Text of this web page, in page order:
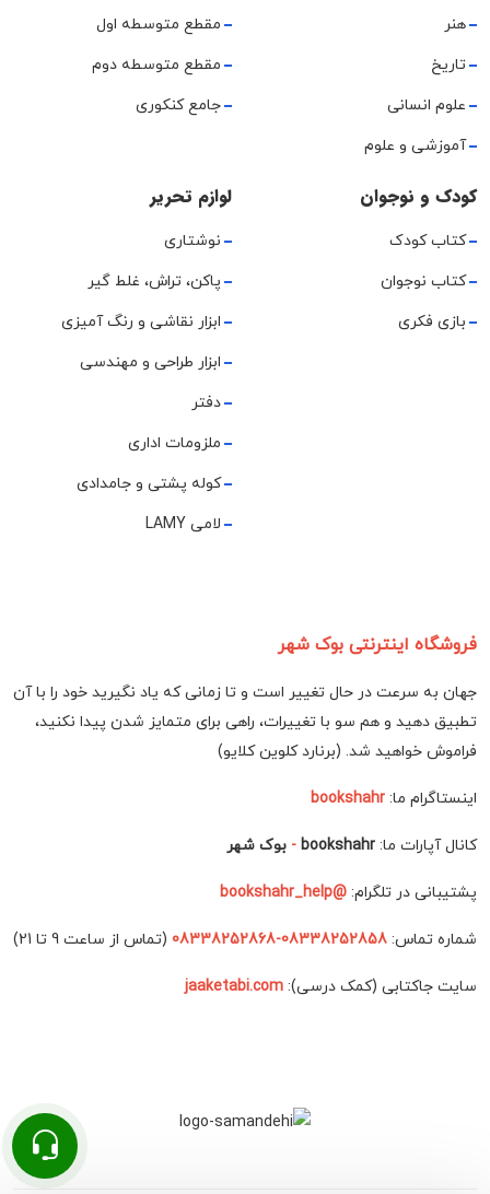
هنر
تاریخ
علوم انسانی
آموزشی و علوم
مقطع متوسطه اول
مقطع متوسطه دوم
جامع کنکوری
کودک و نوجوان
کتاب کودک
کتاب نوجوان
بازی فکری
لوازم تحریر
نوشتاری
پاکن، تراش، غلط گیر
ابزار نقاشی و رنگ آمیزی
ابزار طراحی و مهندسی
دفتر
ملزومات اداری
کوله پشتی و جامدادی
لامی LAMY
فروشگاه اینترنتی بوک شهر
جهان به سرعت در حال تغییر است و تا زمانی که یاد نگیرید خود را با آن
تطبیق دهید و هم سو با تغییرات، راهی برای متمایز شدن پیدا نکنید،
فراموش خواهید شد. (برنارد کلوین کلایو)
اینستاگرام ما: bookshahr
کانال آپارات ما: bookshahr
- بوک شهر
پشتیبانی در تلگرام: @bookshahr_help
شماره تماس: 08338252858-08338252868 (تماس از ساعت 9 تا 21)
سایت جاکتابی (کمک درسی): jaaketabi.com